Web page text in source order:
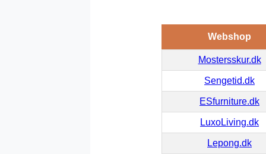
Webshop
Mostersskur.dk
Sengetid.dk
ESfurniture.dk
LuxoLiving.dk
Lepong.dk